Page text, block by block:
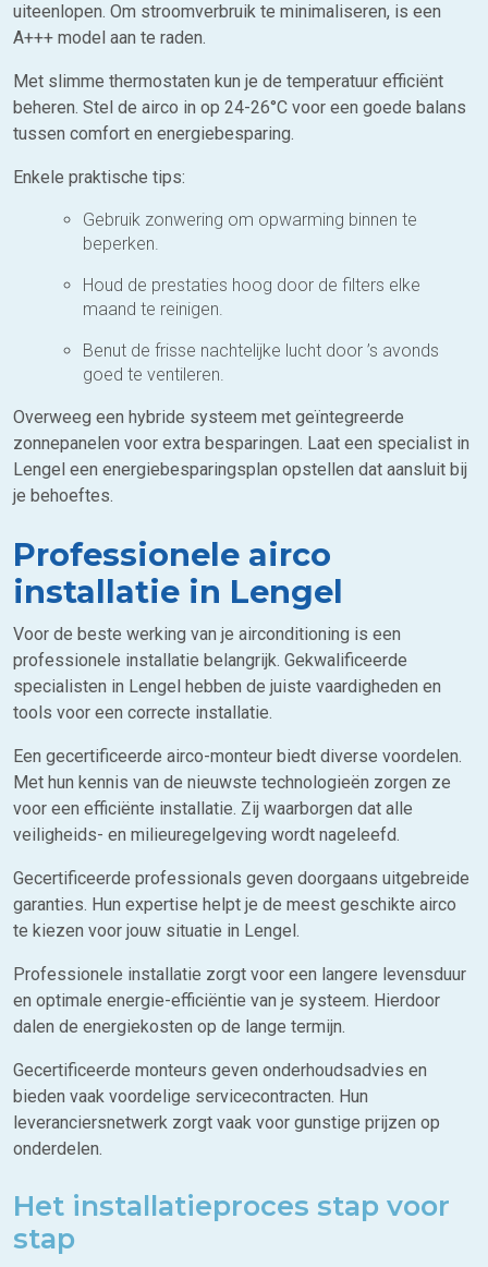
uiteenlopen. Om stroomverbruik te minimaliseren, is een
A+++ model aan te raden.
Met slimme thermostaten kun je de temperatuur efficiënt
beheren. Stel de airco in op 24-26°C voor een goede balans
tussen comfort en energiebesparing.
Enkele praktische tips:
Gebruik zonwering om opwarming binnen te
beperken.
Houd de prestaties hoog door de filters elke
maand te reinigen.
Benut de frisse nachtelijke lucht door ’s avonds
goed te ventileren.
Overweeg een hybride systeem met geïntegreerde
zonnepanelen voor extra besparingen. Laat een specialist in
Lengel een energiebesparingsplan opstellen dat aansluit bij
je behoeftes.
Professionele airco
installatie in Lengel
Voor de beste werking van je airconditioning is een
professionele installatie belangrijk. Gekwalificeerde
specialisten in Lengel hebben de juiste vaardigheden en
tools voor een correcte installatie.
Een gecertificeerde airco-monteur biedt diverse voordelen.
Met hun kennis van de nieuwste technologieën zorgen ze
voor een efficiënte installatie. Zij waarborgen dat alle
veiligheids- en milieuregelgeving wordt nageleefd.
Gecertificeerde professionals geven doorgaans uitgebreide
garanties. Hun expertise helpt je de meest geschikte airco
te kiezen voor jouw situatie in Lengel.
Professionele installatie zorgt voor een langere levensduur
en optimale energie-efficiëntie van je systeem. Hierdoor
dalen de energiekosten op de lange termijn.
Gecertificeerde monteurs geven onderhoudsadvies en
bieden vaak voordelige servicecontracten. Hun
leveranciersnetwerk zorgt vaak voor gunstige prijzen op
onderdelen.
Het installatieproces stap voor
stap